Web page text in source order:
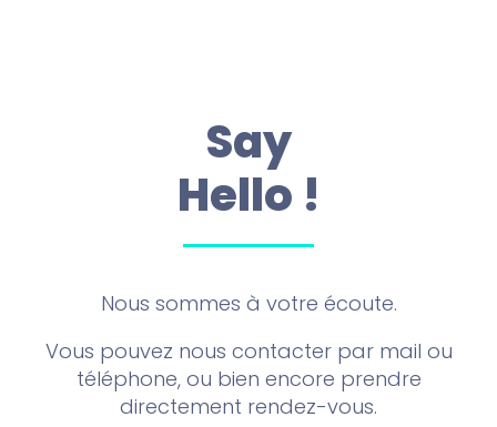
Say
Hello !
Nous sommes à votre écoute.
Vous pouvez nous contacter par mail ou
téléphone, ou bien encore prendre
directement rendez-vous.